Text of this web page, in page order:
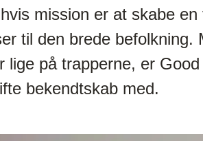
mission er at skabe
til den brede
på trapperne, er
bekendtskab med.